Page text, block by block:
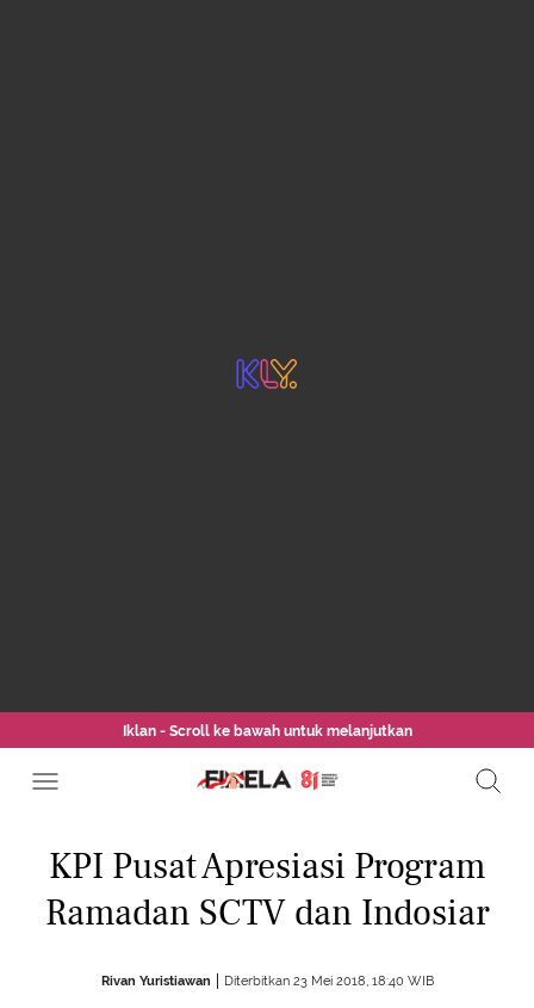
Iklan - Scroll ke bawah untuk melanjutkan
KPI Pusat Apresiasi Program
Ramadan SCTV dan Indosiar
Rivan Yuristiawan Diterbitkan 23 Mei 2018, 18:40 WIB